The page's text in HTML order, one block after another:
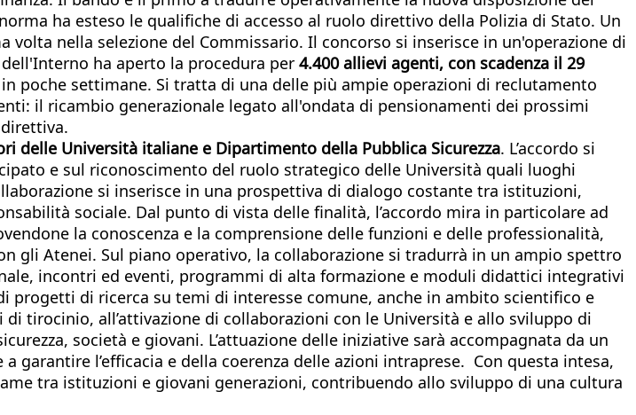
ha esteso le qualifiche di accesso al ruolo direttivo della Polizia di Stato. Un
nella selezione del Commissario. Il concorso si inserisce in un'operazione di
ha aperto la procedura per 4.400 allievi agenti, con scadenza il 29
poche settimane. Si tratta di una delle più ampie operazioni di reclutamento
il ricambio generazionale legato all'ondata di pensionamenti dei prossimi
delle Università italiane e Dipartimento della Pubblica Sicurezza. L’accordo si
e sul riconoscimento del ruolo strategico delle Università quali luoghi
si inserisce in una prospettiva di dialogo costante tra istituzioni,
sociale. Dal punto di vista delle finalità, l’accordo mira in particolare ad
la conoscenza e la comprensione delle funzioni e delle professionalità,
gli Atenei. Sul piano operativo, la collaborazione si tradurrà in un ampio spettro
incontri ed eventi, programmi di alta formazione e moduli didattici integrativi
di ricerca su temi di interesse comune, anche in ambito scientifico e
tirocinio, all’attivazione di collaborazioni con le Università e allo sviluppo di
società e giovani. L’attuazione delle iniziative sarà accompagnata da un
l’efficacia e della coerenza delle azioni intraprese. Con questa intesa,
tra istituzioni e giovani generazioni, contribuendo allo sviluppo di una cultura